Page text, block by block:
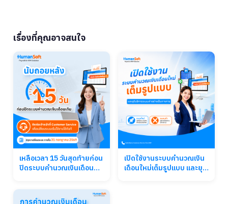
เรื่องที่คุณอาจสนใจ
เหลือเวลา 15 วันสุดท้ายก่อน
ปิดระบบคำนวณเงินเดือน
เปิดใช้งานระบบคำนวณเงิน
เดือนใหม่เต็มรูปแบบ และยุติ